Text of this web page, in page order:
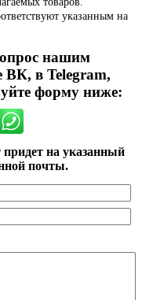
указанным на
нашим
ВК, в Telegram,
форму ниже:
на указанный
почты.